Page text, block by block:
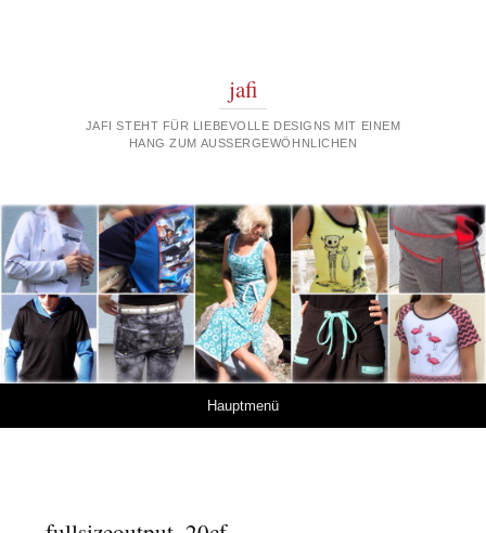
jafi
JAFI STEHT FÜR LIEBEVOLLE DESIGNS MIT EINEM
HANG ZUM AUSSERGEWÖHNLICHEN
Hauptmenü